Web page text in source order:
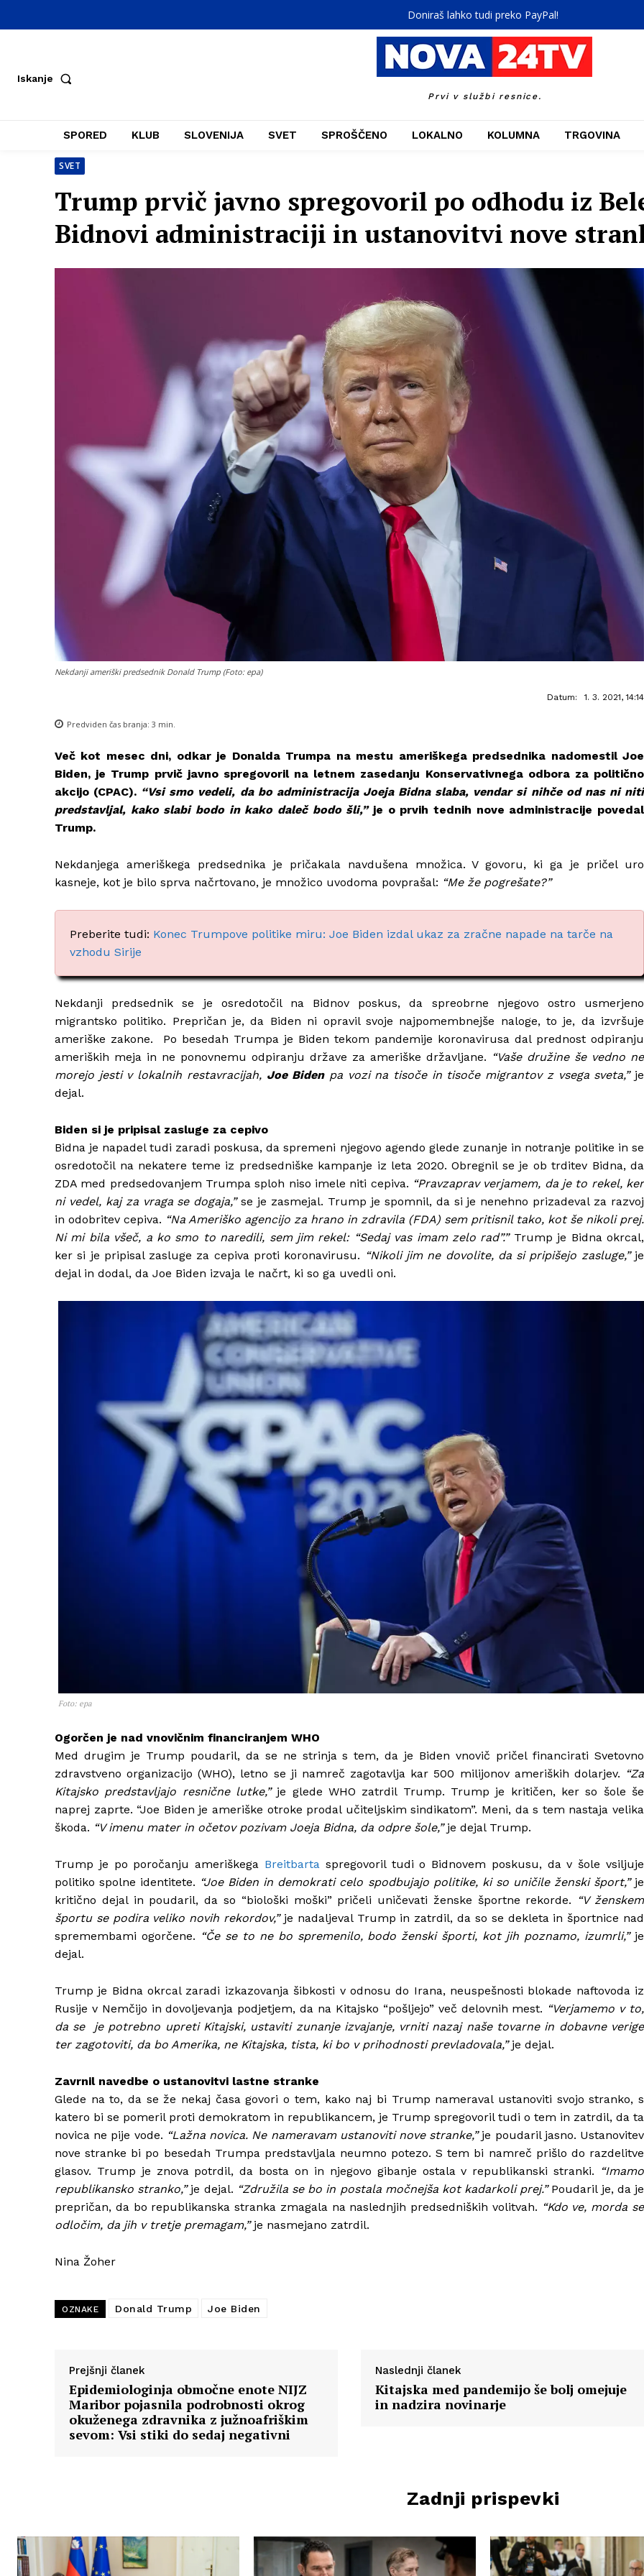
Doniraš lahko tudi preko PayPal!
Iskanje
Prvi v službi resnice.
SPORED KLUB SLOVENIJA SVET SPROŠČENO LOKALNO KOLUMNA TRGOVINA
SVET
Trump prvič javno spregovoril po odhodu iz
Bidnovi administraciji in ustanovitvi nove
Nekdanji ameriški predsednik Donald Trump (Foto: epa)
Datum: 1. 3. 2021, 14:14
Predviden čas branja: 3 min.
Več kot mesec dni, odkar je Donalda Trumpa na mestu ameriškega predsednika nadomestil Joe
Biden, je Trump prvič javno spregovoril na letnem zasedanju Konservativnega odbora za politično
akcijo (CPAC). “Vsi smo vedeli, da bo administracija Joeja Bidna slaba, vendar si nihče od nas ni niti
predstavljal, kako slabi bodo in kako daleč bodo šli,”je o prvih tednih nove administracije povedal
Trump.
Nekdanjega ameriškega predsednika je pričakala navdušena množica. V govoru, ki ga je pričel uro
kasneje, kot je bilo sprva načrtovano, je množico uvodoma povprašal: “Me že pogrešate?”
Preberite tudi: Konec Trumpove politike miru: Joe Biden izdal ukaz za zračne napade na tarče na
vzhodu Sirije
Nekdanji predsednik se je osredotočil na Bidnov poskus, da spreobrne njegovo ostro usmerjeno
migrantsko politiko. Prepričan je, da Biden ni opravil svoje najpomembnejše naloge, to je, da izvršuje
ameriške zakone. Po besedah Trumpa je Biden tekom pandemije koronavirusa dal prednost odpiranju
ameriških meja in ne ponovnemu odpiranju države za ameriške državljane. “Vaše družine še vedno ne
morejo jesti v lokalnih restavracijah, Joe Bidenpa vozi na tisoče in tisoče migrantov z vsega sveta,”je
dejal.
Biden si je pripisal zasluge za cepivo
Bidna je napadel tudi zaradi poskusa, da spremeni njegovo agendo glede zunanje in notranje politike in se
osredotočil na nekatere teme iz predsedniške kampanje iz leta 2020. Obregnil se je ob trditev Bidna, da
ZDA med predsedovanjem Trumpa sploh niso imele niti cepiva. “Pravzaprav verjamem, da je to rekel, ker
ni vedel, kaj za vraga se dogaja,”se je zasmejal. Trump je spomnil, da si je nenehno prizadeval za razvoj
in odobritev cepiva. “Na Ameriško agencijo za hrano in zdravila (FDA) sem pritisnil tako, kot še nikoli prej.
Ni mi bila všeč, a ko smo to naredili, sem jim rekel: “Sedaj vas imam zelo rad”.” Trump je Bidna okrcal,
ker si je pripisal zasluge za cepiva proti koronavirusu. “Nikoli jim ne dovolite, da si pripišejo zasluge,” je
dejal in dodal, da Joe Biden izvaja le načrt, ki so ga uvedli oni.
Foto: epa
Ogorčen je nad vnovičnim financiranjem WHO
Med drugim je Trump poudaril, da se ne strinja s tem, da je Biden vnovič pričel financirati Svetovno
zdravstveno organizacijo (WHO), letno se ji namreč zagotavlja kar 500 milijonov ameriških dolarjev. “Za
Kitajsko predstavljajo resnične lutke,”je glede WHO zatrdil Trump. Trump je kritičen, ker so šole še
naprej zaprte. “Joe Biden je ameriške otroke prodal učiteljskim sindikatom”. Meni, da s tem nastaja velika
škoda. “V imenu mater in očetov pozivam Joeja Bidna, da odpre šole,”je dejal Trump.
Trump je po poročanju ameriškega Breitbartaspregovoril tudi o Bidnovem poskusu, da v šole vsiljuje
politiko spolne identitete. “Joe Biden in demokrati celo spodbujajo politike, ki so uničile ženski šport,”je
kritično dejal in poudaril, da so “biološki moški” pričeli uničevati ženske športne rekorde.
“V ženskem
športu se podira veliko novih rekordov,”je nadaljeval Trump in zatrdil, da so se dekleta in športnice nad
spremembami ogorčene. “Če se to ne bo spremenilo, bodo ženski športi, kot jih poznamo, izumrli,”je
dejal.
Trump je Bidna okrcal zaradi izkazovanja šibkosti v odnosu do Irana, neuspešnosti blokade naftovoda iz
Rusije v Nemčijo in dovoljevanja podjetjem, da na Kitajsko “pošljejo” več delovnih mest. “Verjamemo v to,
da se je potrebno upreti Kitajski, ustaviti zunanje izvajanje, vrniti nazaj naše tovarne in dobavne verige
ter zagotoviti, da bo Amerika, ne Kitajska, tista, ki bo v prihodnosti prevladovala,”je dejal.
Zavrnil navedbe o ustanovitvi lastne stranke
Glede na to, da se že nekaj časa govori o tem, kako naj bi Trump nameraval ustanoviti svojo stranko, s
katero bi se pomeril proti demokratom in republikancem, je Trump spregovoril tudi o tem in zatrdil, da ta
novica ne pije vode. “Lažna novica. Ne nameravam ustanoviti nove stranke,”je poudaril jasno. Ustanovitev
nove stranke bi po besedah Trumpa predstavljala neumno potezo. S tem bi namreč prišlo do razdelitve
glasov. Trump je znova potrdil, da bosta on in njegovo gibanje ostala v republikanski stranki.
“Imamo
republikansko stranko,”je dejal. “Združila se bo in postala močnejša kot kadarkoli prej.” Poudaril je, da je
prepričan, da bo republikanska stranka zmagala na naslednjih predsedniških volitvah. “Kdo ve, morda se
odločim, da jih v tretje premagam,”je nasmejano zatrdil.
Nina Žoher
OZNAKE Donald Trump Joe Biden
Prejšnji članek
Epidemiologinja območne enote NIJZ
Maribor pojasnila podrobnosti okrog
okuženega zdravnika z južnoafriškim
sevom: Vsi stiki do sedaj negativni
Naslednji članek
Kitajska med pandemijo še bolj omejuje
in nadzira novinarje
Zadnji prispevki